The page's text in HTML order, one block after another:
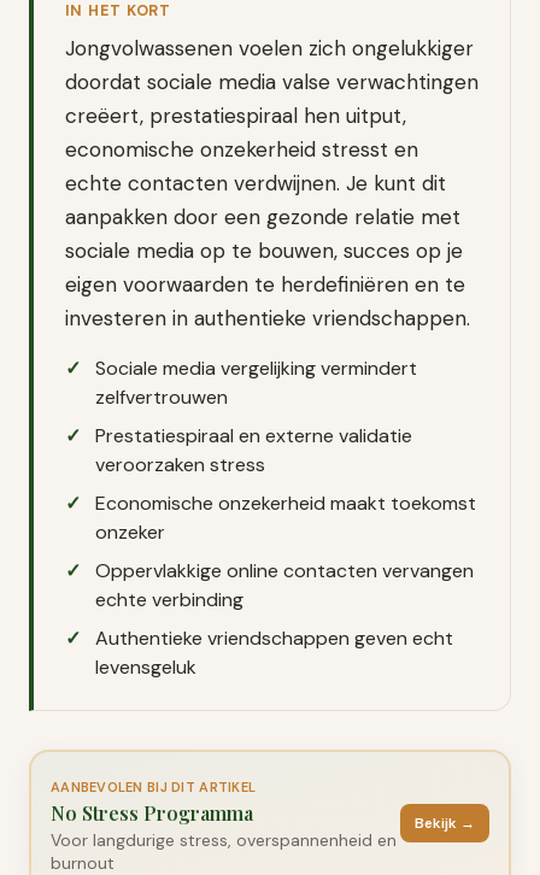
IN HET KORT
Jongvolwassenen voelen zich ongelukkiger
doordat sociale media valse verwachtingen
creëert, prestatiespiraal hen uitput,
economische onzekerheid stresst en
echte contacten verdwijnen. Je kunt dit
aanpakken door een gezonde relatie met
sociale media op te bouwen, succes op je
eigen voorwaarden te herdefiniëren en te
investeren in authentieke vriendschappen.
Sociale media vergelijking vermindert
zelfvertrouwen
Prestatiespiraal en externe validatie
veroorzaken stress
Economische onzekerheid maakt toekomst
onzeker
Oppervlakkige online contacten vervangen
echte verbinding
Authentieke vriendschappen geven echt
levensgeluk
AANBEVOLEN BIJ DIT ARTIKEL
No Stress Programma
Voor langdurige stress, overspannenheid en
burnout
Bekijk →